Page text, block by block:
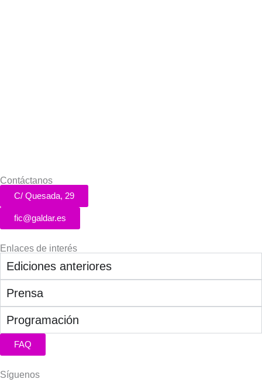
Contáctanos
C/ Quesada, 29
fic@galdar.es
Enlaces de interés
Ediciones anteriores
Prensa
Programación
FAQ
Síguenos